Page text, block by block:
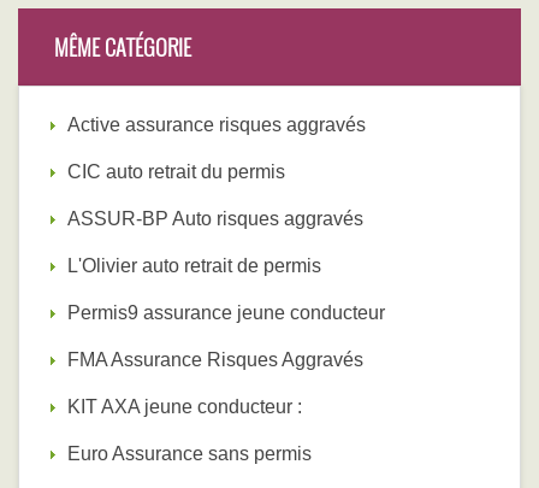
MÊME CATÉGORIE
Active assurance risques aggravés
CIC auto retrait du permis
ASSUR-BP Auto risques aggravés
L'Olivier auto retrait de permis
Permis9 assurance jeune conducteur
FMA Assurance Risques Aggravés
KIT AXA jeune conducteur :
Euro Assurance sans permis